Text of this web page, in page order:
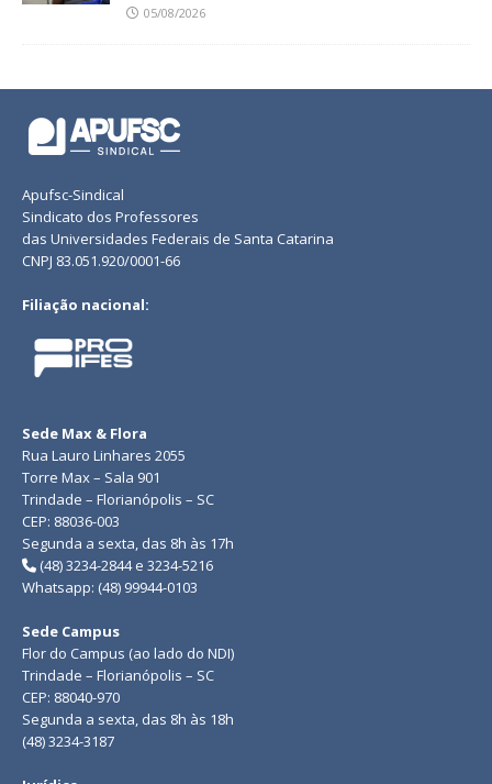
05/08/2026
Apufsc-Sindical
Sindicato dos Professores
das Universidades Federais de Santa Catarina
CNPJ 83.051.920/0001-66
Filiação nacional:
Sede Max & Flora
Rua Lauro Linhares 2055
Torre Max – Sala 901
Trindade – Florianópolis – SC
CEP: 88036-003
Segunda a sexta, das 8h às 17h
(48) 3234-2844 e 3234-5216
Whatsapp: (48) 99944-0103
Sede Campus
Flor do Campus (ao lado do NDI)
Trindade – Florianópolis – SC
CEP: 88040-970
Segunda a sexta, das 8h às 18h
(48) 3234-3187